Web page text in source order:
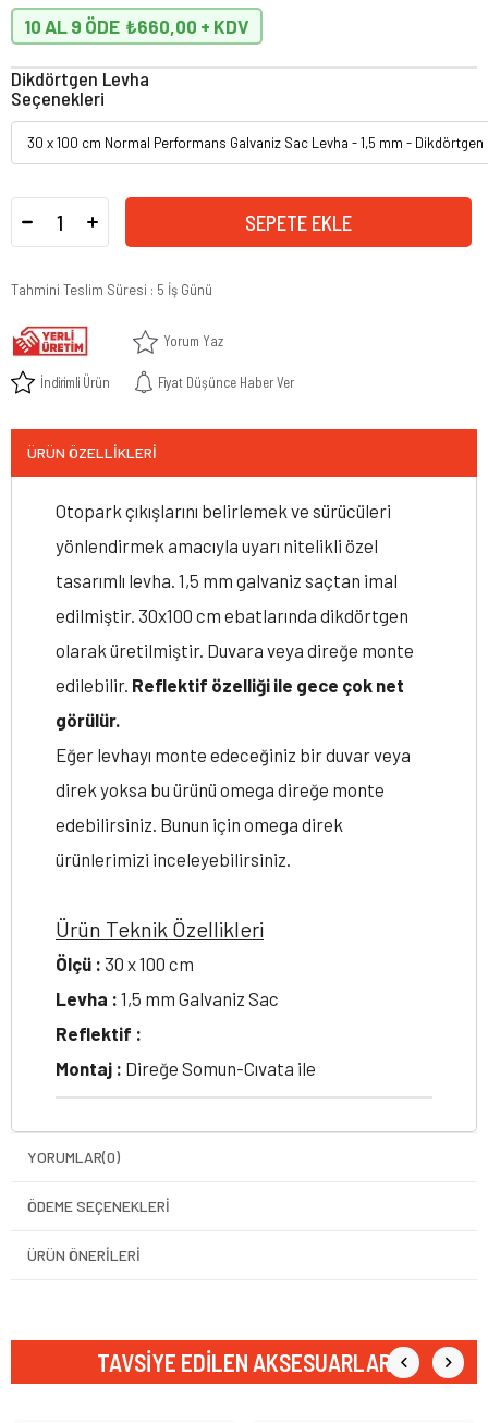
10 AL 9 ÖDE ₺660,00
Dikdörtgen Levha
Seçenekleri
Tahmini Teslim Süresi : 5 İş Günü
Yorum Yaz
İndirimli Ürün Fiyat Düşünce Haber Ver
ÜRÜN ÖZELLIKLERI
Otopark çıkışlarını belirlemek ve sürücüleri
yönlendirmek amacıyla uyarı nitelikli özel
tasarımlı levha. 1,5 mm galvaniz saçtan imal
edilmiştir. 30x100 cm ebatlarında dikdörtgen
olarak üretilmiştir. Duvara veya direğe monte
edilebilir. Reflektif özelliği ile gece çok net
görülür.
Eğer levhayı monte edeceğiniz bir duvar veya
direk yoksa bu ürünü omega direğe monte
edebilirsiniz. Bunun için omega direk
ürünlerimizi inceleyebilirsiniz.
Ürün Teknik Özellikleri
Ölçü : 30 x 100 cm
Levha : 1,5 mm Galvaniz Sac
Reflektif :
Montaj : Direğe Somun-Cıvata ile
YORUMLAR(0)
ÖDEME SEÇENEKLERI
ÜRÜN ÖNERILERI
TAVSIYE EDILEN AKSESUARLAR